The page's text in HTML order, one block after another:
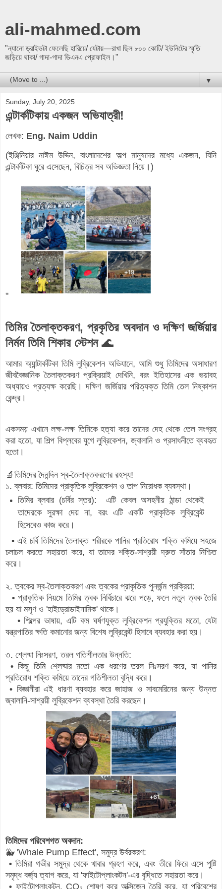
ali-mahmed.com
"ন্যানো ড্রাইভটা ফেলেছি হারিয়ে/ যেটায়—রাখা ছিল ৮০০ কোটি/ ইউনিটের স্মৃতি
জড়িয়ে থাকা/ গাদা-গাদা ডিএনএ প্রোফাইল।"
▼
Sunday, July 20, 2025
এন্টার্কটিকায় একজন অভিযাত্রী!
লেখক: Eng. Naim Uddin
(ইঞ্জিনিয়ার নাঈম উদ্দিন, বাংলাদেশের অল্প মানুষদের মধ্যে একজন, যিনি
এন্টার্কটিকা ঘুরে এসেছেন, বিচিত্র সব অভিজ্ঞতা নিয়ে।)
"
তিমির তৈলাক্তকরণ, প্রকৃতির অবদান ও দক্ষিণ জর্জিয়ার
নির্মম তিমি শিকার স্টেশন🌊
আমার অ্যান্টার্কটিকা তিমি লুব্রিকেশন অভিযানে, আমি শুধু তিমিদের অসাধারণ
জীববৈজ্ঞানিক তৈলাক্তকরণ প্রক্রিয়াই দেখিনি, বরং ইতিহাসের এক ভয়াবহ
অধ্যায়ও প্রত্যক্ষ করেছি। দক্ষিণ জর্জিয়ার পরিত্যক্ত তিমি তেল নিষ্কাশন
কেন্দ্র।
একসময় এখানে লক্ষ-লক্ষ তিমিকে হত্যা করে তাদের দেহ থেকে তেল সংগ্রহ
করা হতো, যা শিল্প বিপ্লবের যুগে লুব্রিকেশন, জ্বালানি ও প্রসাধনীতে ব্যবহৃত
হতো।
🔬তিমিদের দৈনন্দিন স্ব-তৈলাক্তকরণের রহস্য!
১. ব্লবার: তিমিদের প্রাকৃতিক লুব্রিকেশন ও তাপ নিরোধক ব্যবস্থা।
তিমির ব্লবার (চর্বির স্তর): এটি কেবল অসহনীয় ঠান্ডা থেকেই
তাদেরকে সুরক্ষা দেয় না, বরং এটি একটি প্রাকৃতিক লুব্রিকেন্ট
হিসেবেও কাজ করে।
• এই চর্বি তিমিদের তৈলাক্ত শরীরকে পানির প্রতিরোধ শক্তি কমিয়ে সহজে
চলাচল করতে সহায়তা করে, যা তাদের শক্তি-সাশ্রয়ী দ্রুত সাঁতার নিশ্চিত
করে।
২. ত্বকের স্ব-তৈলাক্তকরণ এবং ত্বকের প্রাকৃতিক পুনর্জন্ম প্রক্রিয়া:
• প্রাকৃতিক নিয়মে তিমির ত্বক নির্বিচারে ঝরে পড়ে, ফলে নতুন ত্বক তৈরি
হয় যা মসৃণ ও 'হাইড্রোডাইনামিক' থাকে।
• শিল্পের ভাষায়, এটি কম ঘর্ষণযুক্ত লুব্রিকেশন প্রযুক্তির মতো, যেটা
যন্ত্রপাতির ক্ষতিকমানোর জন্য বিশেষ লুব্রিকেন্ট হিসাবে ব্যবহার করা হয়।
৩. শ্লেষ্মা নিঃসরণ, তরল গতিশীলতার উন্নতি:
• কিছু তিমি শ্লেষ্মার মতো এক ধরণের তরল নিঃসরণ করে, যা পানির
প্রতিরোধ শক্তি কমিয়ে তাদের গতিশীলতা বৃদ্ধি করে।
• বিজ্ঞানীরা এই ধারণা ব্যবহার করে জাহাজ ও সাবমেরিনের জন্য উন্নত
জ্বালানি-সাশ্রয়ী লুব্রিকেশন ব্যবস্থা তৈরি করছেন।
তিমিদের পরিবেশগত অবদান:
🐳 'Whale Pump Effect', সমুদ্র উর্বরকরণ:
• তিমিরা গভীর সমুদ্র থেকে খাবার গ্রহণ করে, এবং তীরে ফিরে এসে পুষ্টি
সমৃদ্ধ বর্জ্য ত্যাগ করে, যা 'ফাইটোপ্লাংকটন'-এর বৃদ্ধিতে সহায়তা করে।
• ফাইটোপ্লাংকটন, CO₂ শোষণ করে অক্সিজেন তৈরি করে, যা পরিবেশের